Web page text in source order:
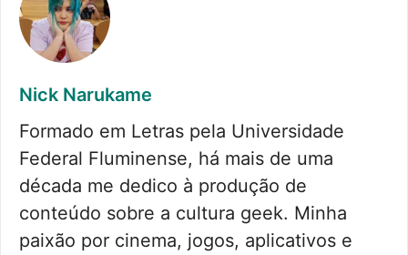
Nick Narukame
Formado em Letras pela Universidade
Federal Fluminense, há mais de uma
década me dedico à produção de
conteúdo sobre a cultura geek. Minha
paixão por cinema, jogos, aplicativos e